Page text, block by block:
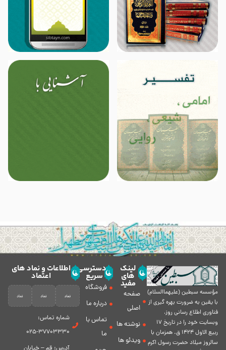
مؤسسه سبطين (عليهماالسلام)
با يقين به ضرورت بهره گیرى از
فناورى اطلاع رسانى روز،
وبسایت خود را در تاريخ 17
ربيع الاول 1424 ق. همزمان با
سالروز ميلاد حضرت رسول اكرم
لینک
های
مفید
صفحه
اصلی
نوشته ها
ویدئو ها
دسترسی
سریع
فروشگاه
درباره ما
تماس با
ما
اطلاعات و نماد های
اعتماد
شماره تماس:
37703330-025